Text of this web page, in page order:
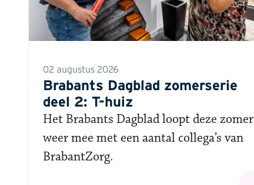
02 augustus 2026
Brabants Dagblad zomerserie
deel 2: T-huiz
Het Brabants Dagblad loopt deze zomer
weer mee met een aantal collega’s van
BrabantZorg.